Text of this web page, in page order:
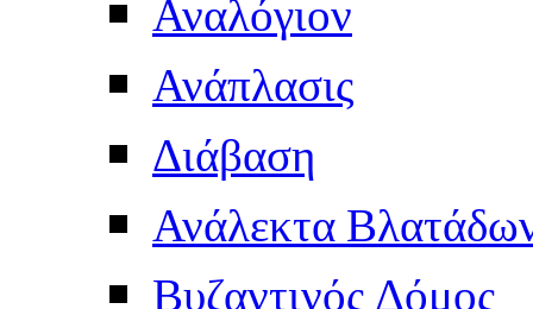
Ανάπλασις
Διάβαση
Ανάλεκτα
Βυζαντινός Δόμος